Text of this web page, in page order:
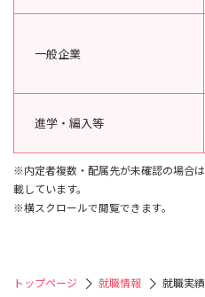
一般企業
進学・編入等
※内定者複数・配属先が未確認の場合
載しています。
※横スクロールで閲覧できます。
トップページ 就職情報 就職実績